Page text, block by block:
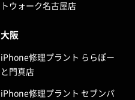
トウォーク名古屋店
大阪
iPhone修理プラント ららぽー
と門真店
iPhone修理プラント セブンパ